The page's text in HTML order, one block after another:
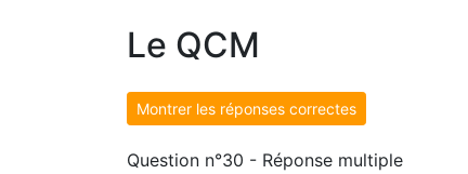
Le QCM
Montrer les réponses correctes
Question n°30 - Réponse multiple